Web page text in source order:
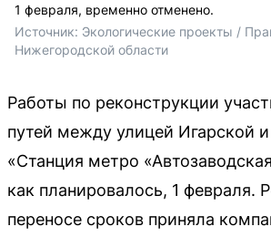
1 февраля, временно отменено.
Источник: Экологические проекты /
Нижегородской области
Работы по реконструкции
путей между улицей Игарской
«Станция метро
как планировалось, 1 февраля.
переносе сроков приняла